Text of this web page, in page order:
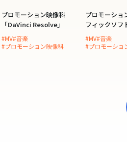
プロモーション映像科
「DaVinci Resolve」
#MV#音楽
#プロモーション映像科
プロモーショ
フィックソフ
グ」
#MV#音楽
#プロモーショ